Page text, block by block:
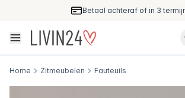
Gratis verzending & retour
Home Zitmeubelen Fauteuils